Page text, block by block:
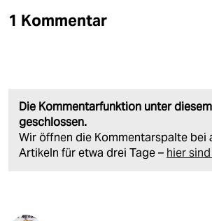
1 Kommentar
Die Kommentarfunktion unter
geschlossen.
Wir öffnen die Kommentarspalte bei
Artikeln für etwa drei Tage – hier